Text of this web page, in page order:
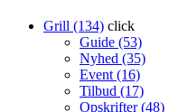
Grill (134) click
Guide (53)
Nyhed (35)
Event (16)
Tilbud (17)
Opskrifter (48)